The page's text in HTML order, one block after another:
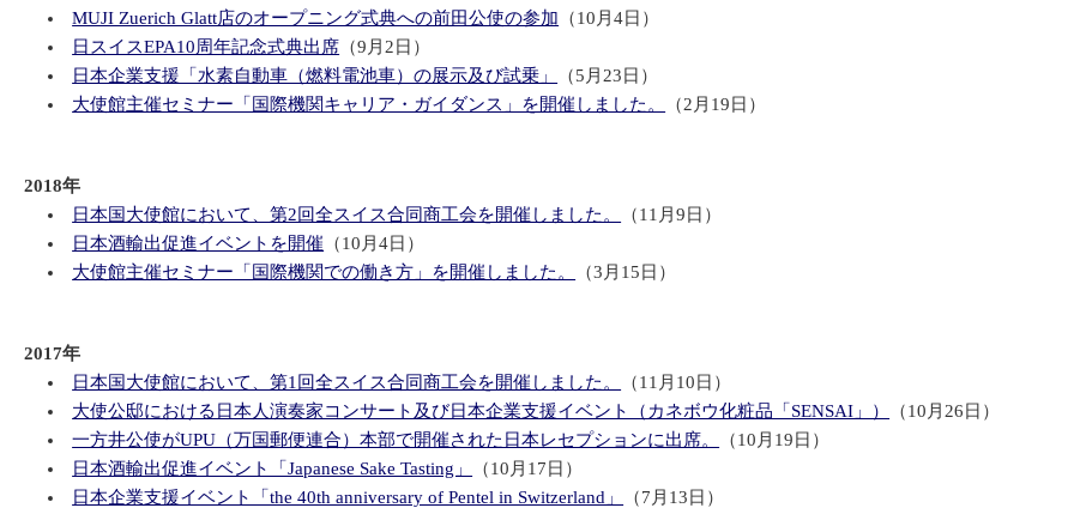
MUJI Zuerich Glatt店のオープニング式典への前田公使の参加 （10月4日）
日スイスEPA10周年記念式典出席 （9月2日）
日本企業支援「水素自動車（燃料電池車）の展示及び試乗」
（5月23日）
大使館主催セミナー「国際機関キャリア・ガイダンス」を開催しました。
（2月19日）
2018年
日本国大使館において、第2回全スイス合同商工会を開催しました。
（11月9日）
日本酒輸出促進イベントを開催 （10月4日）
大使館主催セミナー「国際機関での働き方」を開催しました。
（3月15日）
2017年
日本国大使館において、第1回全スイス合同商工会を開催しました。
（11月10日）
大使公邸における日本人演奏家コンサート及び日本企業支援イベント（カネボウ化粧品「SENSAI」）
（10月26日）
一方井公使がUPU（万国郵便連合）本部で開催された日本レセプションに出席。
（10月19日）
日本酒輸出促進イベント「Japanese Sake Tasting」
（10月17日）
日本企業支援イベント「the 40th anniversary of Pentel in Switzerland」
（7月13日）